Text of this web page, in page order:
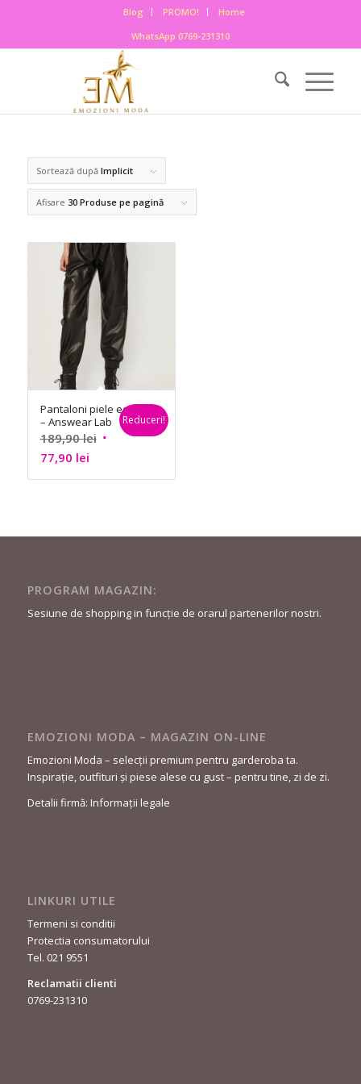
Blog PROMO!
Home
WhatsApp 0769-231310
Sortează după Implicit
Afisare 30 Produse pe pagină
Pantaloni piele eco
– Answear Lab
189,90lei Prețul
a
77,90 leiPrețul
curent
Reduceri!
PROGRAM MAGAZIN:
Sesiune de shopping in funcție de orarul partenerilor nostri.
EMOZIONI MODA – MAGAZIN ON-LINE
Emozioni Moda – selecții premium pentru garderoba ta.
Inspirație, outfituri și piese alese cu gust – pentru tine, zi de zi.
Detalii firmă: Informații legale
LINKURI UTILE
Termeni si conditii
Protectia consumatorului
Tel. 021 9551
Reclamatii clienti
0769-231310